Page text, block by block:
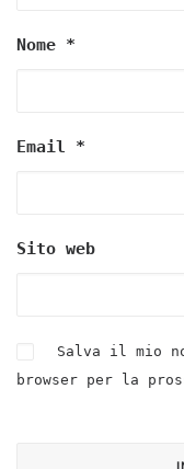
Nome *
Email *
Sito web
Salva il mio
browser per la